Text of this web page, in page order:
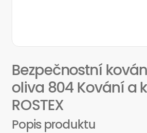
Bezpečnostní
oliva 804 Kování a
ROSTEX
Popis produktu